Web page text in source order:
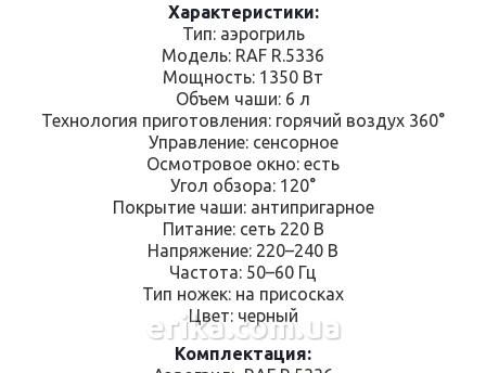
Характеристики:
Тип: аэрогриль
Модель: RAF R.5336
Мощность: 1350 Вт
Объем чаши: 6 л
Технология приготовления: горячий воздух 360°
Управление: сенсорное
Осмотровое окно: есть
Угол обзора: 120°
Покрытие чаши: антипригарное
Питание: сеть 220 В
Напряжение: 220–240 В
Частота: 50–60 Гц
Тип ножек: на присосках
Цвет: черный
erika.com.ua
Комплектация: